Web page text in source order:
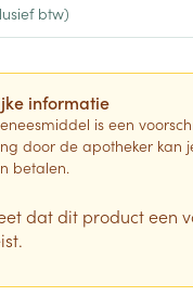
btw)
informatie
is een
door de apotheker kan
betalen.
dat dit product een